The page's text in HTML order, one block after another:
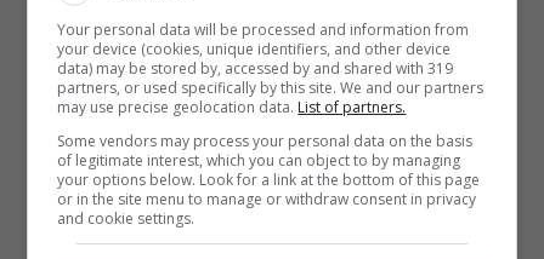
e omnidirezionali, una personalizzazione
approfondita ed emozionanti boss fight.
Il gioco arriverà il 25 agosto 2023 per
PlayStation 5, PlayStation 4, Xbox Series X|S,
Xbox One e PC via Steam ed è disponibile per
il pre-order.
Your personal data will be processed and information from
your device (cookies, unique identifiers, and other device
data) may be stored by, accessed by and shared with 319
partners, or used specifically by this site. We and our partners
may use precise geolocation data. List of partners.
Some vendors may process your personal data on the basis
of legitimate interest, which you can object to by managing
your options below. Look for a link at the bottom of this page
or in the site menu to manage or withdraw consent in privacy
and cookie settings.